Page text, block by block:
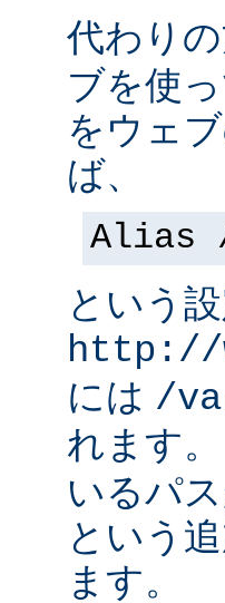
代わりの
ブを使
をウェ
ば、
Alias
という
http://
には /
れます。
いるパ
という
ます。